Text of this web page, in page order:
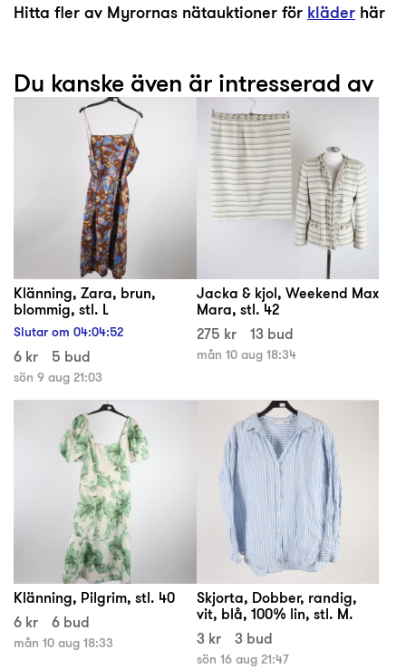
Hitta fler av Myrornas nätauktioner för kläder här
Du kanske även är intresserad av
Klänning, Zara, brun,
blommig, stl. L
Slutar om 04:04:52
6 kr 5 bud
sön 9 aug 21:03
Jacka & kjol, Weekend Max
Mara, stl. 42
275 kr
13 bud
mån 10 aug 18:34
Klänning, Pilgrim, stl. 40
6 kr
6 bud
mån 10 aug 18:33
Skjorta, Dobber, randig,
vit, blå, 100% lin, stl. M.
3 kr
3 bud
sön 16 aug 21:47